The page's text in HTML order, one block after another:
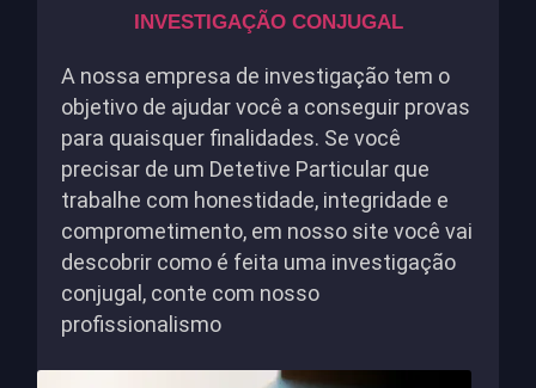
INVESTIGAÇÃO CONJUGAL
A nossa empresa de investigação tem o
objetivo de ajudar você a conseguir provas
para quaisquer finalidades. Se você
precisar de um Detetive Particular que
trabalhe com honestidade, integridade e
comprometimento, em nosso site você vai
descobrir como é feita uma investigação
conjugal, conte com nosso
profissionalismo